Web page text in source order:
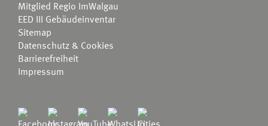
Mitglied Regio ImWalgau
EED III Gebäudeinventar
Sitemap
Datenschutz & Cookies
Barrierefreiheit
Impressum